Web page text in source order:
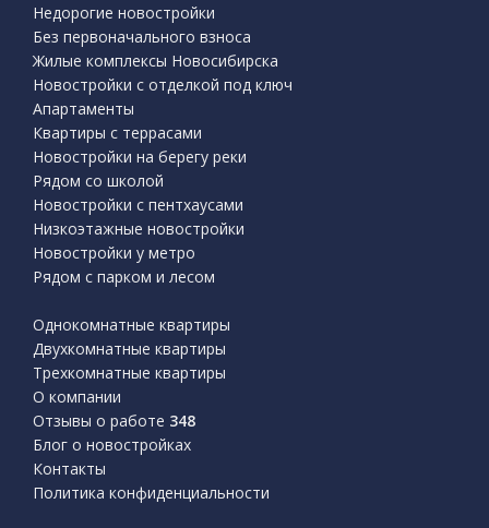
Недорогие новостройки
Без первоначального взноса
Жилые комплексы Новосибирска
Новостройки с отделкой под ключ
Апартаменты
Квартиры с террасами
Новостройки на берегу реки
Рядом со школой
Новостройки с пентхаусами
Низкоэтажные новостройки
Новостройки у метро
Рядом с парком и лесом
Однокомнатные квартиры
Двухкомнатные квартиры
Трехкомнатные квартиры
О компании
Отзывы о работе 348
Блог о новостройках
Контакты
Политика конфиденциальности